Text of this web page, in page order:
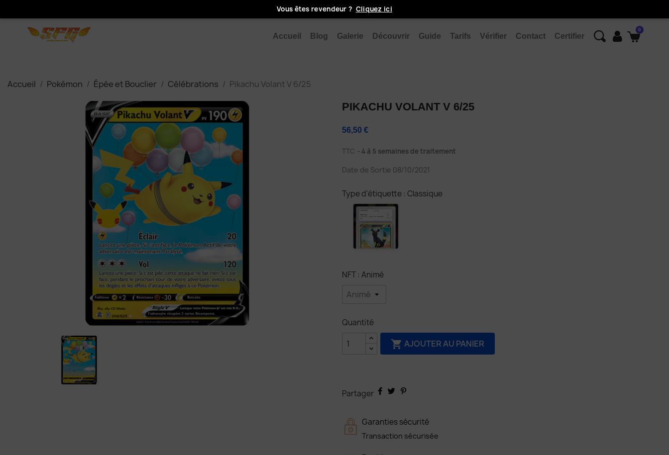
Vous êtes revendeur ? Cliquez ici
Accueil Blog Galerie Découvrir Guide Tarifs Vérifier Contact Certifier
Accueil Pokémon Épée et Bouclier Célébrations Pikachu Volant V 6/25
PIKACHU VOLANT V 6/25
56,50 €
TTC 4 à 5 semaines de traitement
Date de Sortie 08/10/2021
Type d'étiquette : Classique
NFT : Animé
Quantité
 AJOUTER AU PANIER
Partager
Garanties sécurité
Transaction sécurisée